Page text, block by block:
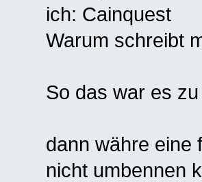
ich: Cainquest
Warum schreibt
So das war es
dann währe eine
nicht umbennen